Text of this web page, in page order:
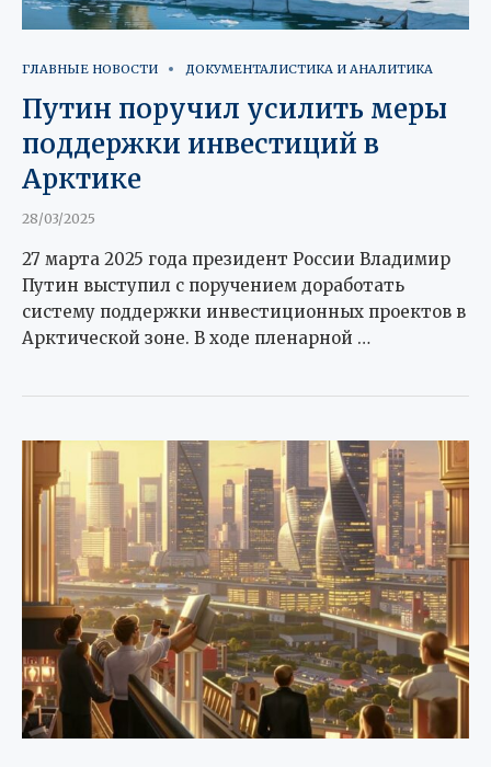
ГЛАВНЫЕ НОВОСТИ ДОКУМЕНТАЛИСТИКА И АНАЛИТИКА
Путин поручил усилить меры
поддержки инвестиций в
Арктике
28/03/2025
27 марта 2025 года президент России Владимир
Путин выступил с поручением доработать
систему поддержки инвестиционных проектов в
Арктической зоне. В ходе пленарной …